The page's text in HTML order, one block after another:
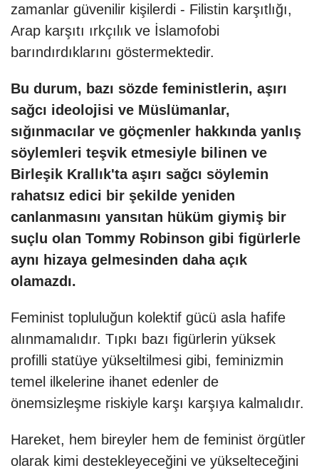
zamanlar güvenilir kişilerdi - Filistin karşıtlığı,
Arap karşıtı ırkçılık ve İslamofobi
barındırdıklarını göstermektedir.
Bu durum, bazı sözde feministlerin, aşırı
sağcı ideolojisi ve Müslümanlar,
sığınmacılar ve göçmenler hakkında yanlış
söylemleri teşvik etmesiyle bilinen ve
Birleşik Krallık'ta aşırı sağcı söylemin
rahatsız edici bir şekilde yeniden
canlanmasını yansıtan hüküm giymiş bir
suçlu olan Tommy Robinson gibi figürlerle
aynı hizaya gelmesinden daha açık
olamazdı.
Feminist topluluğun kolektif gücü asla hafife
alınmamalıdır. Tıpkı bazı figürlerin yüksek
profilli statüye yükseltilmesi gibi, feminizmin
temel ilkelerine ihanet edenler de
önemsizleşme riskiyle karşı karşıya kalmalıdır.
Hareket, hem bireyler hem de feminist örgütler
olarak kimi destekleyeceğini ve yükselteceğini